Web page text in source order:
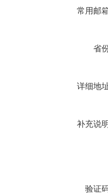
常用邮
省
详细地
补充说
验证